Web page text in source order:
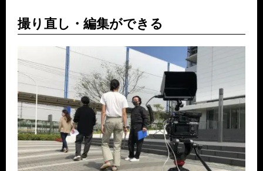
撮り直し・編集ができる